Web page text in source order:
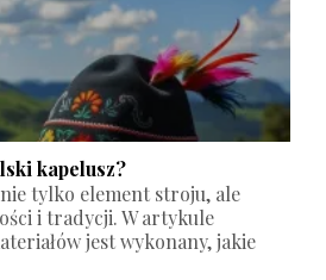
kapelusz?
tylko element stroju, ale
i tradycji. W artykule
jest wykonany, jakie